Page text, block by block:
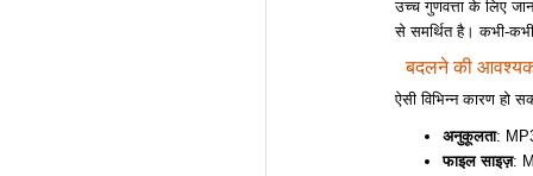
उच्च गुणवत्ता के लिए
से समर्थित है। कभी-
बदलने की
ऐसी विभिन्न कारण हो
अनुकूलता:
फाइल साइज़: